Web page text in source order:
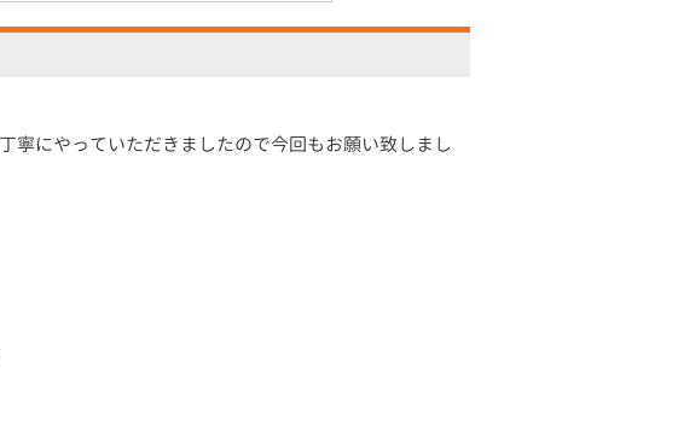
寧にやっていただきましたので今回もお願い致しまし